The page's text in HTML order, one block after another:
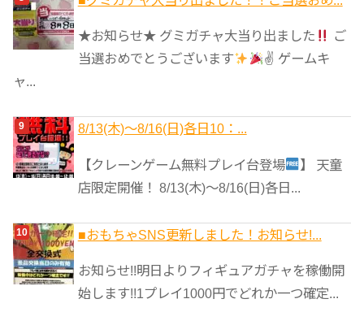
★お知らせ★ グミガチャ大当り出ました
ご
当選おめでとうございます
✌ ゲームキ
ャ...
8/13(木)～8/16(日)各日10：...
【クレーンゲーム無料プレイ台登場
】 天童
店限定開催！ 8/13(木)～8/16(日)各日...
■おもちゃSNS更新しました！お知らせ!...
お知らせ!!明日よりフィギュアガチャを稼働開
始します!!1プレイ1000円でどれか一つ確定...